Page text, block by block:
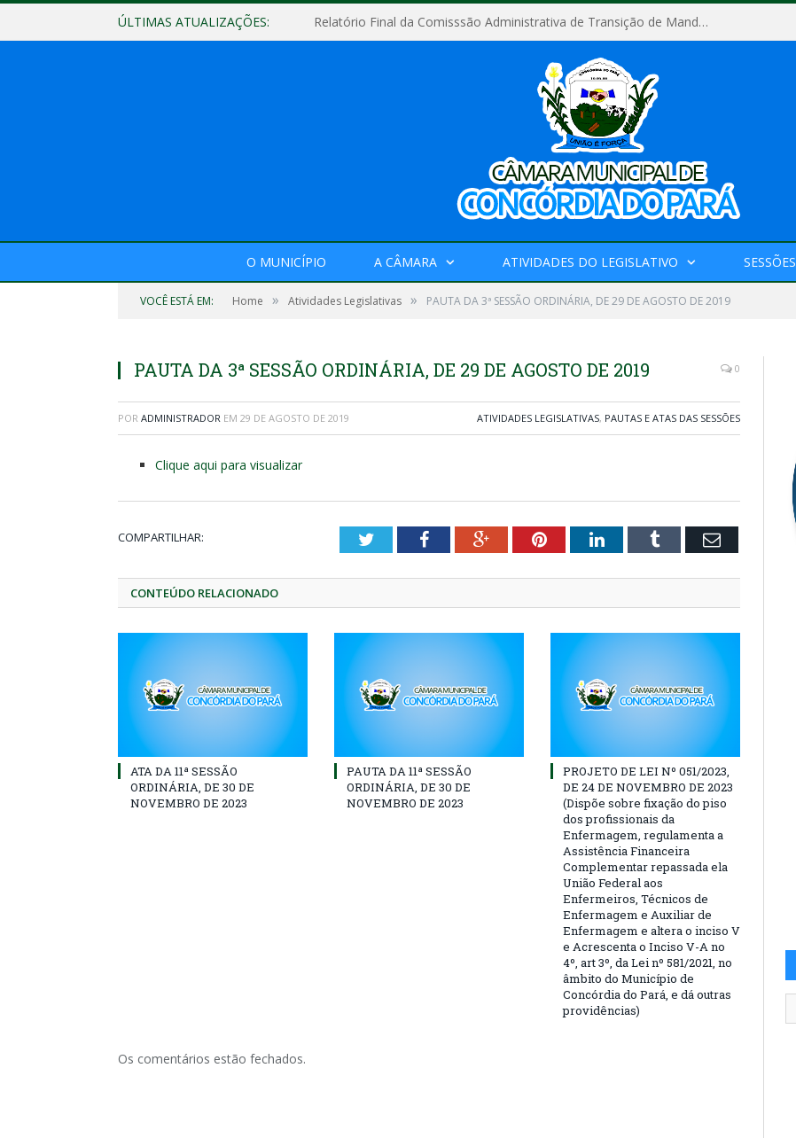
ÚLTIMAS ATUALIZAÇÕES: Relatório Final da Comisssão Administrativa de Transição de Mandato do Poder Legislativo do Município de Concórdia do Pará
O MUNICÍPIO A CÂMARA ATIVIDADES DO LEGISLATIVO SESSÕES
VOCÊ ESTÁ EM: Home » Atividades Legislativas » PAUTA DA 3ª SESSÃO ORDINÁRIA, DE 29 DE AGOSTO DE 2019
PAUTA DA 3ª SESSÃO ORDINÁRIA, DE 29 DE AGOSTO DE 2019 0
POR ADMINISTRADOR EM 29 DE AGOSTO DE 2019 ATIVIDADES LEGISLATIVAS, PAUTAS E ATAS DAS SESSÕES
Clique aqui para visualizar
COMPARTILHAR: TwitterFacebookGoogle+PinterestLinkedInTumblr Email
CONTEÚDO RELACIONADO
ATA DA 11ª SESSÃO
ORDINÁRIA, DE 30 DE
NOVEMBRO DE 2023
PAUTA DA 11ª SESSÃO
ORDINÁRIA, DE 30 DE
NOVEMBRO DE 2023
PROJETO DE LEI Nº 051/2023,
DE 24 DE NOVEMBRO DE 2023
(Dispõe sobre fixação do piso
dos profissionais da
Enfermagem, regulamenta a
Assistência Financeira
Complementar repassada ela
União Federal aos
Enfermeiros, Técnicos de
Enfermagem e Auxiliar de
Enfermagem e altera o inciso V
e Acrescenta o Inciso V-A no
4º, art 3º, da Lei nº 581/2021, no
âmbito do Município de
Concórdia do Pará, e dá outras
providências)
Os comentários estão fechados.